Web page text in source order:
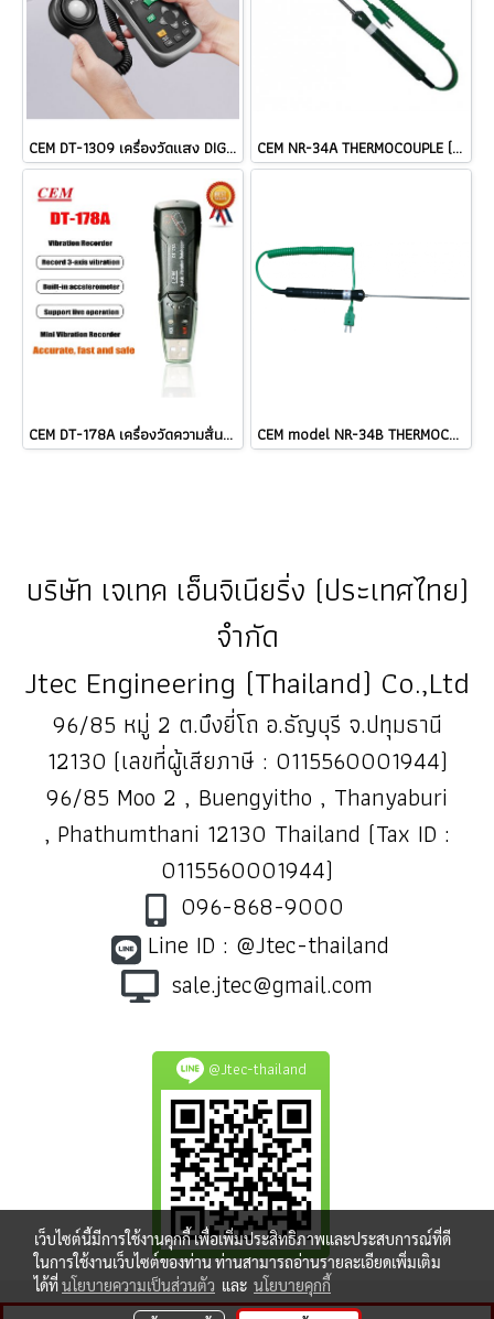
CEM DT-1309 เครื่องวัดแสง DIGITAL LUX METER ราคา CEM NR-34A THERMOCOUPLE (TYPE K) Length: 180 mm Cable @ ราคา
CEM DT-178A เครื่องวัดความสั่นสะเทือนแบบ 3-Axis Datalogger ราคา ### CEM model NR-34B THERMOCOUPLE TYPE K ราคา
บริษัท เจเทค เอ็นจิเนียริ่ง (ประเทศไทย)
จำกัด
Jtec Engineering (Thailand) Co.,Ltd
96/85 หมู่ 2 ต.บึงยี่โถ อ.ธัญบุรี จ.ปทุมธานี
12130 (เลขที่ผู้เสียภาษี : 0115560001944)
96/85 Moo 2 , Buengyitho , Thanyaburi
, Phathumthani 12130 Thailand (Tax ID :
0115560001944)
096-868-9000
Line ID : @Jtec-thailand
sale.jtec@gmail.com
@Jtec-thailand
เว็บไซต์นี้มีการใช้งานคุกกี้ เพื่อเพิ่มประสิทธิภาพและประสบการณ์ที่ดี
ในการใช้งานเว็บไซต์ของท่าน ท่านสามารถอ่านรายละเอียดเพิ่มเติม
ได้ที่นโยบายความเป็นส่วนตัว และ นโยบายคุกกี้